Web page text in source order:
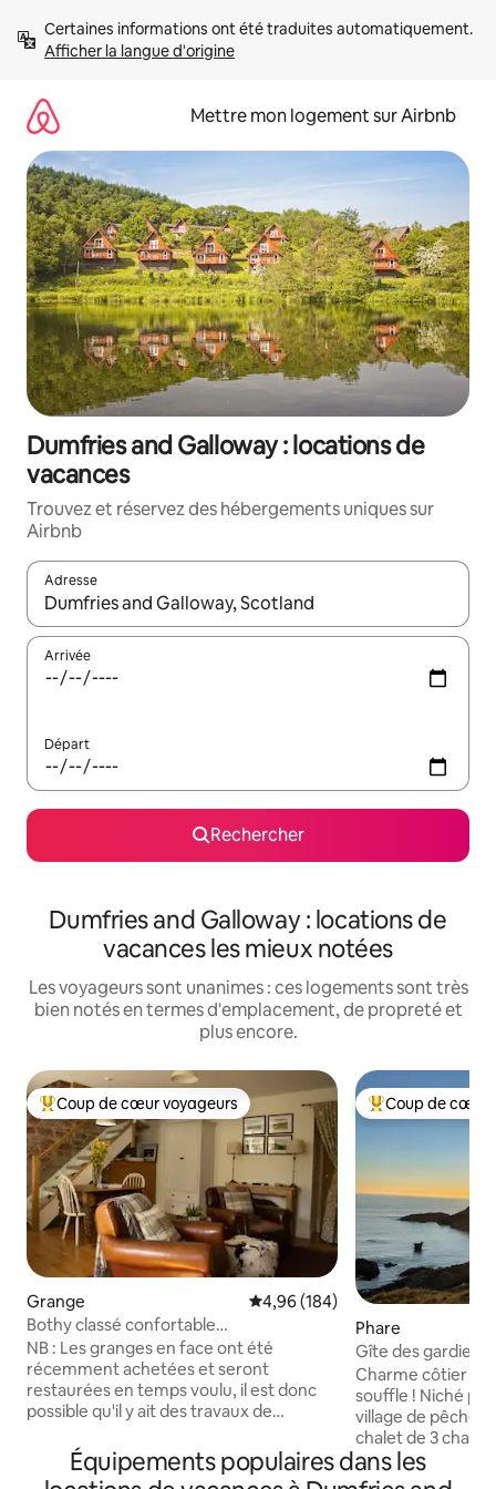
directement
Afficher la langue d'origine
Mettre mon logement sur Airbnb
Dumfries and Galloway : locations de
vacances
Trouvez et réservez des hébergements uniques sur
Airbnb
Adresse
Lorsque les résultats s'affichent, utilisez les flèches vers le
Arrivée
Départ
Rechercher
Dumfries and Galloway : locations de
vacances les mieux notées
Les voyageurs sont unanimes : ces logements sont très
bien notés en termes d'emplacement, de propreté et
plus encore.
Coups de cœur voyageurs les plus appréciés
Coup de cœur voyageurs
Grange Évaluation moyenne sur la
4,96 (184)
Bothy classé confortable
magnifiquement restauré avec un lit
NB : Les granges en face ont été
récemment achetées et seront
restaurées en temps voulu, il est donc
possible qu'il y ait des travaux de
Bothy est un logement d'une chambre,
confortable et accueillant,
Coups de cœur
Coup de cœur
Phare
Gîte des gardiens
Portpatrick
Charme côtier et
souffle ! Niché près du pittoresque
village de
chalet de 3
rénové offre une
mer d'Irlande.
Équipements populaires dans les